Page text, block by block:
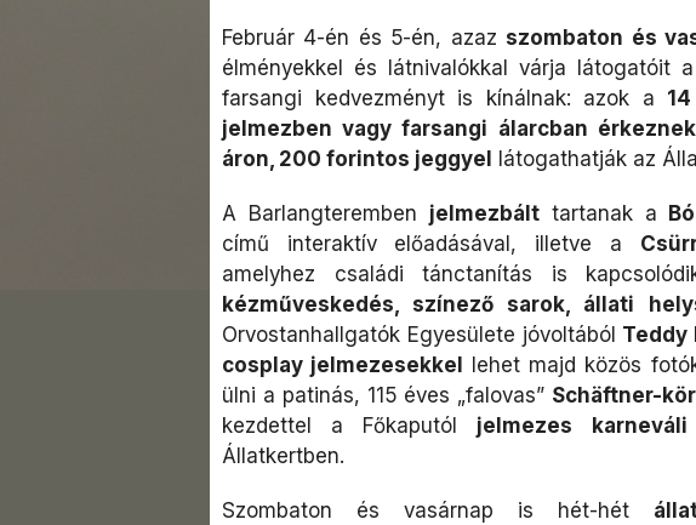
Február 4-én és 5-én, azaz szombaton és
élményekkel és látnivalókkal várja látogatóit
farsangi kedvezményt is kínálnak: azok a
jelmezben vagy farsangi álarcban érkeznek
áron, 200 forintos jeggyel látogathatják az
A Barlangteremben jelmezbálttartanak a
című interaktív előadásával, illetve a
amelyhez családi tánctanítás is
kézműveskedés, színező sarok, állati
Orvostanhallgatók Egyesülete jóvoltából Teddy
cosplay jelmezesekkel lehet majd közös
ülni a patinás, 115 éves „falovas” Schäftner-
kezdettel a Főkaputól jelmezes
Állatkertben.
Szombaton és vasárnap is hét-hét